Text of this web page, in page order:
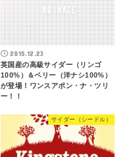
2015.12.23
英国産の高級サイダー（リンゴ
100%）＆ペリー（洋ナシ100%）
が登場！ワンスアポン・ナ・ツリ
ー！！
サイダー（シードル）